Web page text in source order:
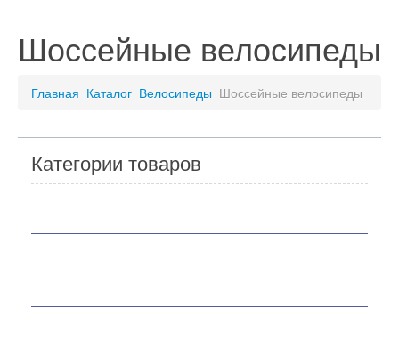
Шоссейные велосипеды
Главная Каталог Велосипеды Шоссейные велосипеды
Категории товаров